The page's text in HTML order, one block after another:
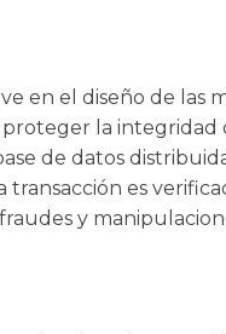
en el diseño de las
la integridad
de datos
es
y